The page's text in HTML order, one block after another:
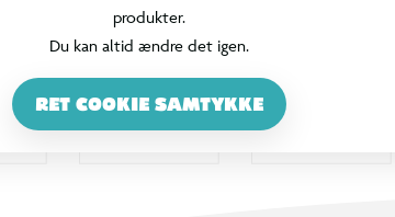
produkter.
Du kan altid ændre det igen.
RET COOKIE SAMTYKKE